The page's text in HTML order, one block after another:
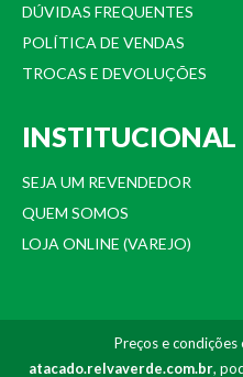
DÚVIDAS FREQUENTES
POLÍTICA DE VENDAS
TROCAS E DEVOLUÇÕES
INSTITUCIONAL
SEJA UM REVENDEDOR
QUEM SOMOS
LOJA ONLINE (VAREJO)
Preços e
atacado.relvaverde.com.br,